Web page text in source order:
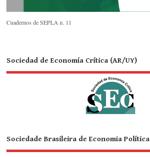
Cuadernos de SEPLA n. 11
Sociedad de Economía Crítica (AR/UY)
Sociedade Brasileira de Economia Política